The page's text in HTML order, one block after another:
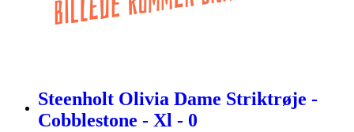
Steenholt Olivia Dame Striktrøje -
Cobblestone - Xl - 0